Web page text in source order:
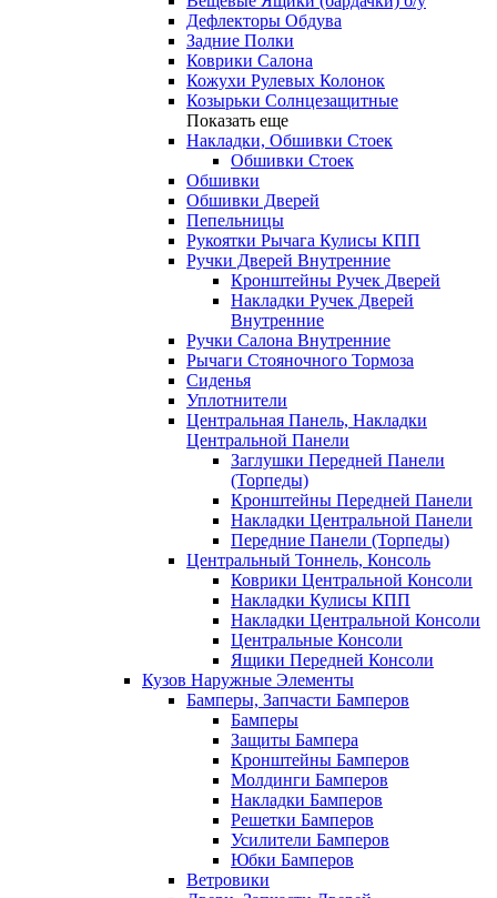
Дефлекторы Обдува
Задние Полки
Коврики Салона
Кожухи Рулевых Колонок
Козырьки Солнцезащитные
Показать еще
Накладки, Обшивки Стоек
Обшивки Стоек
Обшивки
Обшивки Дверей
Пепельницы
Рукоятки Рычага Кулисы КПП
Ручки Дверей Внутренние
Кронштейны Ручек Дверей
Накладки Ручек Дверей
Внутренние
Ручки Салона Внутренние
Рычаги Стояночного Тормоза
Сиденья
Уплотнители
Центральная Панель, Накладки
Центральной Панели
Заглушки Передней Панели
(Торпеды)
Кронштейны Передней Панели
Накладки Центральной Панели
Передние Панели (Торпеды)
Центральный Тоннель, Консоль
Коврики Центральной Консоли
Накладки Кулисы КПП
Накладки Центральной Консоли
Центральные Консоли
Ящики Передней Консоли
Кузов Наружные Элементы
Бамперы, Запчасти Бамперов
Бамперы
Защиты Бампера
Кронштейны Бамперов
Молдинги Бамперов
Накладки Бамперов
Решетки Бамперов
Усилители Бамперов
Юбки Бамперов
Ветровики